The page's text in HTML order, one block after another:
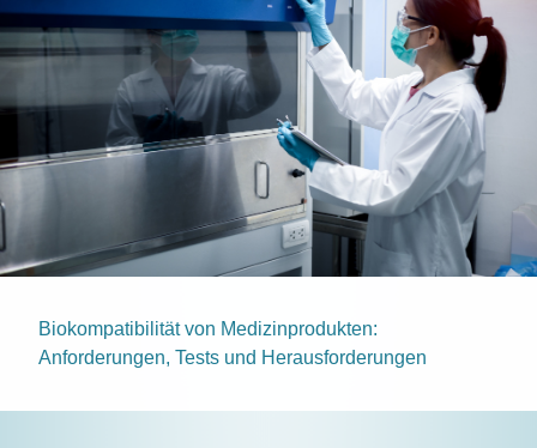
Biokompatibilität von Medizinprodukten:
Anforderungen, Tests und Herausforderungen